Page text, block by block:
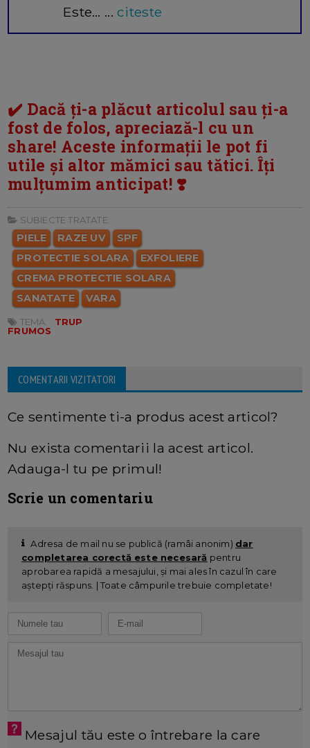
Este… ...citeste
✔️ Dacă ți-a plăcut articolul sau ți-a
fost de folos, apreciază-l cu un
share! Aceste informații le pot fi
utile și altor mămici sau tătici. Îți
mulțumim anticipat! ❣️
SUBIECTE TRATATE:
PIELE RAZE UV
SPF
PROTECTIE SOLARA
EXFOLIERE
CREMA PROTECTIE SOLARA
SANATATE
VARA
TEMA:
TRUP
FRUMOS
COMENTARII VIZITATORI
Ce sentimente ti-a produs acest articol?
Nu exista comentarii la acest articol.
Adauga-l tu pe primul!
Scrie un comentariu
Adresa de mail nu se publică (ramâi anonim) dar
completarea corectă este necesară pentru
aprobarea rapidă a mesajului, și mai ales în cazul în care
aștepți răspuns. | Toate câmpurile trebuie completate!
Mesajul tău este o întrebare la care